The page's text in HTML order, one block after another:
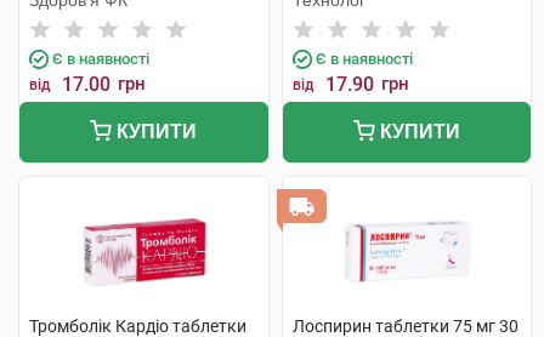
Є в наявності
від 17.00 грн
КУПИТИ
Є в наявності
від 17.90 грн
КУПИТИ
Тромболік Кардіо таблетки
Лоспирин таблетки 75 мг 30